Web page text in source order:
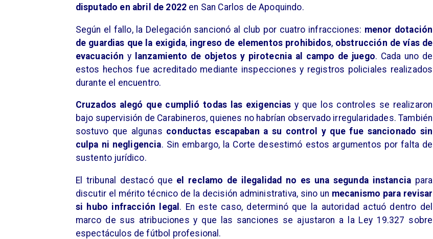
disputado en abril de 2022 en San Carlos de Apoquindo.
Según el fallo, la Delegación sancionó al club por cuatro infracciones: menor dotación
de guardias que la exigida, ingreso de elementos prohibidos, obstrucción de vías de
evacuación y lanzamiento de objetos y pirotecnia al campo de juego. Cada uno de
estos hechos fue acreditado mediante inspecciones y registros policiales realizados
durante el encuentro.
Cruzados alegó que cumplió todas las exigencias y que los controles se realizaron
bajo supervisión de Carabineros, quienes no habrían observado irregularidades. También
sostuvo que algunas conductas escapaban a su control y que fue sancionado sin
culpa ni negligencia. Sin embargo, la Corte desestimó estos argumentos por falta de
sustento jurídico.
El tribunal destacó que el reclamo de ilegalidad no es una segunda instancia para
discutir el mérito técnico de la decisión administrativa, sino un mecanismo para revisar
si hubo infracción legal . En este caso, determinó que la autoridad actuó dentro del
marco de sus atribuciones y que las sanciones se ajustaron a la Ley 19.327 sobre
espectáculos de fútbol profesional.